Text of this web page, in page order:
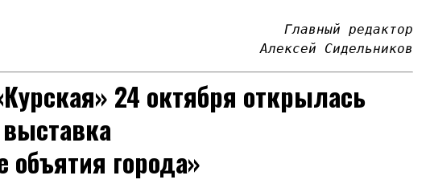
Главный редактор
Алексей Сидельников
24 октября открылась
выставка
объятия города»